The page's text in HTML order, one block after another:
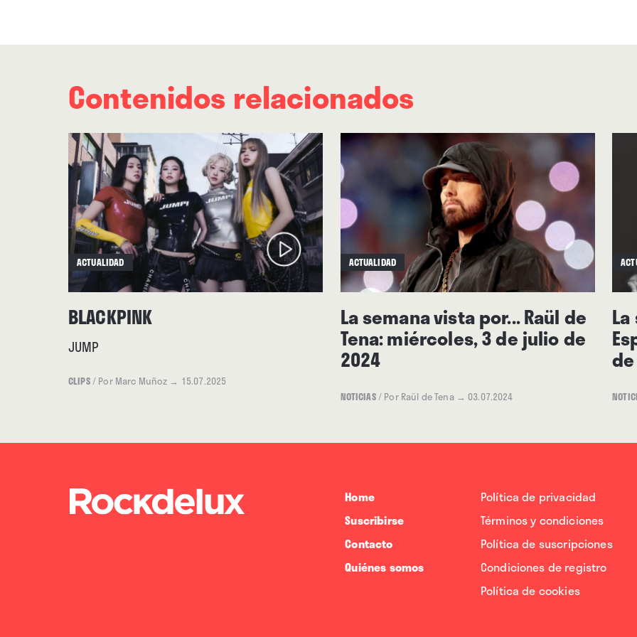
Contenidos relacionados
ACTUALIDAD
BLACKPINK
JUMP
CLIPS/ Por Marc Muñoz → 15.07.2025
ACTUALIDAD
La semana vista por... Raül de
Tena: miércoles, 3 de julio de
2024
NOTICIAS/ Por Raül de Tena → 03.07.2024
Home
Suscribirse
Contacto
Quiénes somos
Política de privacidad
Términos y condiciones
Política de suscripciones
Condiciones de registro
Política de cookies